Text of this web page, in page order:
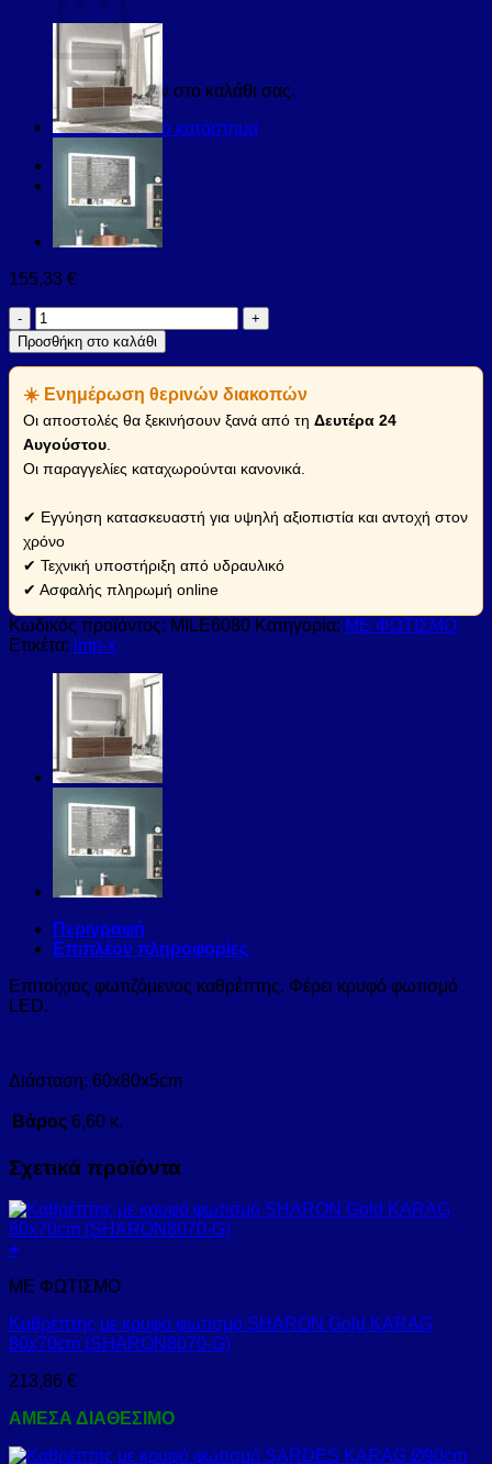
Κανένα προϊόν στο καλάθι σας.
Επιστροφή στο κατάστημα
155,33 €
Καθρέπτης
με
κρυφό
MILETOS
KARAG
60x80cm
(MILE6080)
ποσότητα
Προσθήκη στο καλάθι
☀️ Ενημέρωση θερινών διακοπών
Οι αποστολές θα ξεκινήσουν ξανά από τη Δευτέρα 24
Αυγούστου
Οι παραγγελίες καταχωρούνται κανονικά.
✔ Εγγύηση κατασκευαστή για υψηλή αξιοπιστία και αντοχή στον
χρόνο
✔ Τεχνική υποστήριξη από υδραυλικό
✔ Ασφαλής πληρωμή online
Κωδικός προϊόντος: MILE6080 Κατηγορία: ΜΕ ΦΩΤΙΣΜΟ
Ετικέτα: imp-x
Περιγραφή
Επιπλέον πληροφορίες
Επιτοίχιος φωτιζόμενος καθρέπτης. Φέρει κρυφό φωτισμό
LED.
Διάσταση: 60x80x5cm
Βάρος 6,60 κ.
Σχετικά προϊόντα
+
ΜΕ ΦΩΤΙΣΜΟ
Καθρέπτης με κρυφό φωτισμό SHARON Gold KARAG
80x70cm (SHARON8070-G)
213,86 €
ΑΜΕΣΑ ΔΙΑΘΕΣΙΜΟ